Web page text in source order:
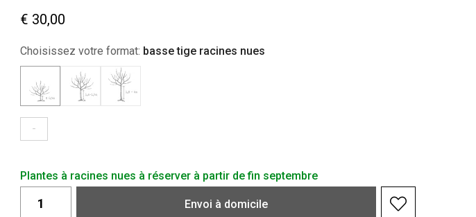
€ 30,00
Choisissez votre format: basse tige racines nues
-
Plantes à racines nues à réserver à partir de fin septembre
Envoi à domicile